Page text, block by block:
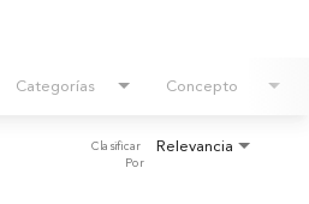
Categorías Concepto
Relevancia
Clasificar
Por